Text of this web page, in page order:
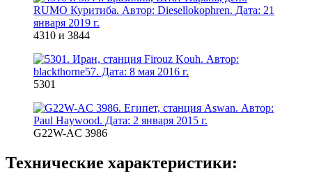
4310 и 3844
5301
G22W-AC 3986
Технические характеристики: